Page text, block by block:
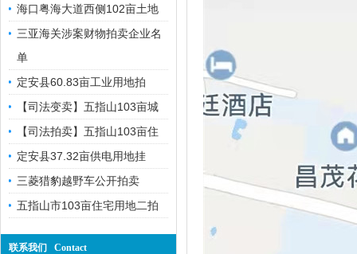
海口粤海大道西侧102亩土地
三亚海关涉案财物拍卖企业名
单
定安县60.83亩工业用地拍
【司法变卖】五指山103亩城
【司法拍卖】五指山103亩住
定安县37.32亩供电用地挂
三菱猎豹越野车公开拍卖
五指山市103亩住宅用地二拍
联系我们 Contact